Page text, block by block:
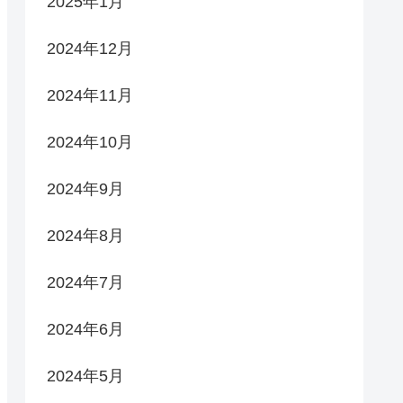
2024年12月
2024年11月
2024年10月
2024年9月
2024年8月
2024年7月
2024年6月
2024年5月